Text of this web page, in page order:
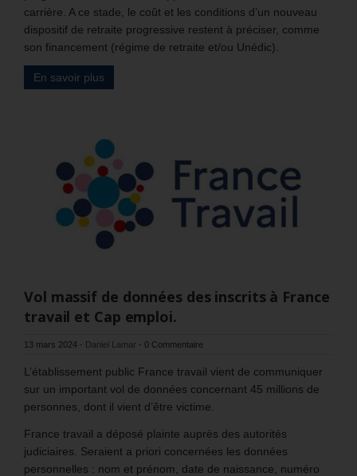
carrière. A ce stade, le coût et les conditions d’un nouveau
dispositif de retraite progressive restent à préciser, comme
son financement (régime de retraite et/ou Unédic).
En savoir plus
Vol massif de données des inscrits à France
travail et Cap emploi.
13 mars 2024 - Daniel Lamar - 0 Commentaire
L’établissement public France travail vient de communiquer
sur un important vol de données concernant 45 millions de
personnes, dont il vient d’être victime.
France travail a déposé plainte auprès des autorités
judiciaires. Seraient a priori concernées les données
personnelles : nom et prénom, date de naissance, numéro